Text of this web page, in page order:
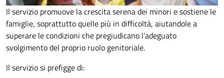
Il servizio promuove la crescita serena dei minori e sostiene le
famiglie, soprattutto quelle più in difficoltà, aiutandole a
superare le condizioni che pregiudicano l’adeguato
svolgimento del proprio ruolo genitoriale.
Il servizio si prefigge di: